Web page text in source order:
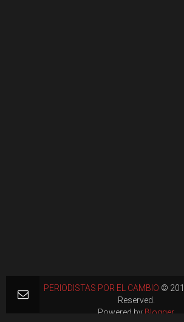
PERIODISTAS POR EL CAMBIO ©
Reserved.
Powered by Blogger